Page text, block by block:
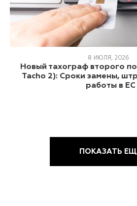
Новый тахограф второго
Tacho 2): Сроки замены,
работы в ЕС
8 ИЮЛЯ, 2026
ПОКАЗАТЬ